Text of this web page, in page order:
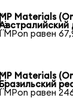
MP Materials
MPon равен
Materials
MPon равен